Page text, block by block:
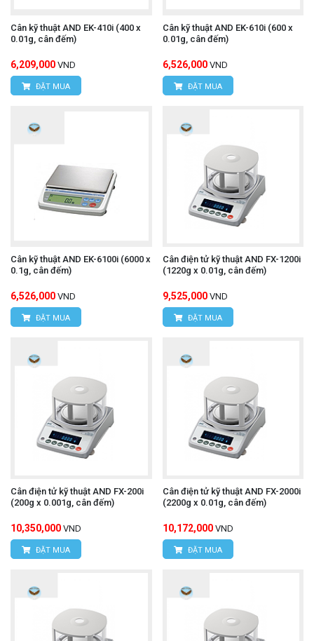
Cân kỹ thuật AND EK-410i (400 x
0.01g, cân đếm)
6,209,000 VND
ĐẶT MUA
Cân kỹ thuật AND EK-610i (600 x
0.01g, cân đếm)
6,526,000 VND
ĐẶT MUA
Cân kỹ thuật AND EK-6100i (6000 x
0.1g, cân đếm)
6,526,000 VND
ĐẶT MUA
Cân điện tử kỹ thuật AND FX-1200i
(1220g x 0.01g, cân đếm)
9,525,000 VND
ĐẶT MUA
Cân điện tử kỹ thuật AND FX-200i
(200g x 0.001g, cân đếm)
10,350,000 VND
ĐẶT MUA
Cân điện tử kỹ thuật AND FX-2000i
(2200g x 0.01g, cân đếm)
10,172,000 VND
ĐẶT MUA